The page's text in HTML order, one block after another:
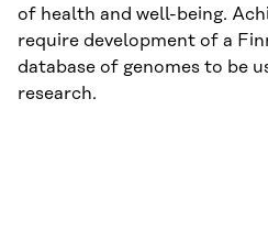
of health and well-being.
require development of a
database of genomes to be
research.